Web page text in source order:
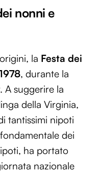
nonni e
la Festa dei
, durante la
A suggerire la
della Virginia,
tantissimi nipoti
dei
ha portato
nazionale